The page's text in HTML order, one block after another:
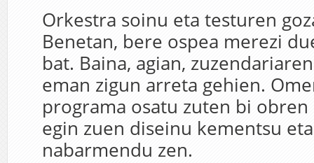
Orkestra soinu eta testuren
Benetan, bere ospea merezi
bat. Baina, agian,
eman zigun arreta gehien.
programa osatu zuten bi
egin zuen diseinu kementsu
nabarmendu zen.